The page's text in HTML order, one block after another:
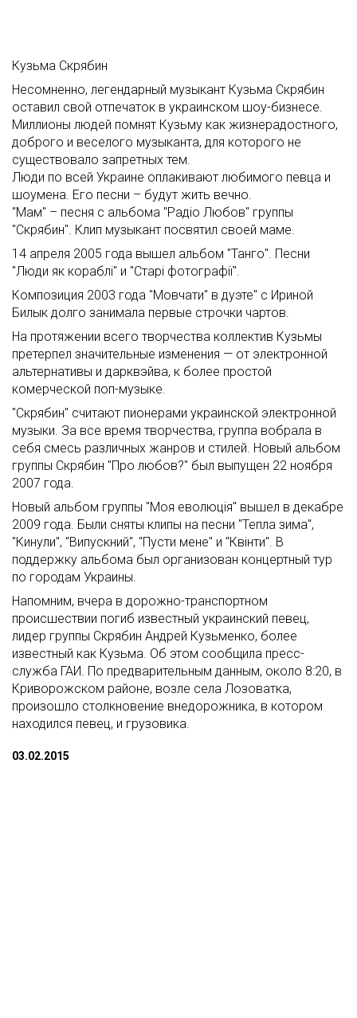
Кузьма Скрябин
Несомненно, легендарный музыкант Кузьма Скрябин
оставил свой отпечаток в украинском шоу-бизнесе.
Миллионы людей помнят Кузьму как жизнерадостного,
доброго и веселого музыканта, для которого не
существовало запретных тем.
Люди по всей Украине оплакивают любимого певца и
шоумена. Его песни – будут жить вечно.
"Мам" – песня с альбома "Радіо Любов" группы
"Скрябин". Клип музыкант посвятил своей маме.
14 апреля 2005 года вышел альбом "Танго". Песни
"Люди як кораблі" и "Старі фотографії".
Композиция 2003 года "Мовчати" в дуэте" с Ириной
Билык долго занимала первые строчки чартов.
На протяжении всего творчества коллектив Кузьмы
претерпел значительные изменения — от электронной
альтернативы и дарквэйва, к более простой
комерческой поп-музыке.
"Скрябин" считают пионерами украинской электронной
музыки. За все время творчества, группа вобрала в
себя смесь различных жанров и стилей. Новый альбом
группы Скрябин "Про любов?" был выпущен 22 ноября
2007 года.
Новый альбом группы "Моя еволюція" вышел в декабре
2009 года. Были сняты клипы на песни "Тепла зима",
"Кинули", "Випускний", "Пусти мене" и "Квінти". В
поддержку альбома был организован концертный тур
по городам Украины.
Напомним, вчера в дорожно-транспортном
происшествии погиб известный украинский певец,
лидер группы Скрябин Андрей Кузьменко, более
известный как Кузьма. Об этом сообщила пресс-
служба ГАИ. По предварительным данным, около 8:20, в
Криворожском районе, возле села Лозоватка,
произошло столкновение внедорожника, в котором
находился певец, и грузовика.
03.02.2015